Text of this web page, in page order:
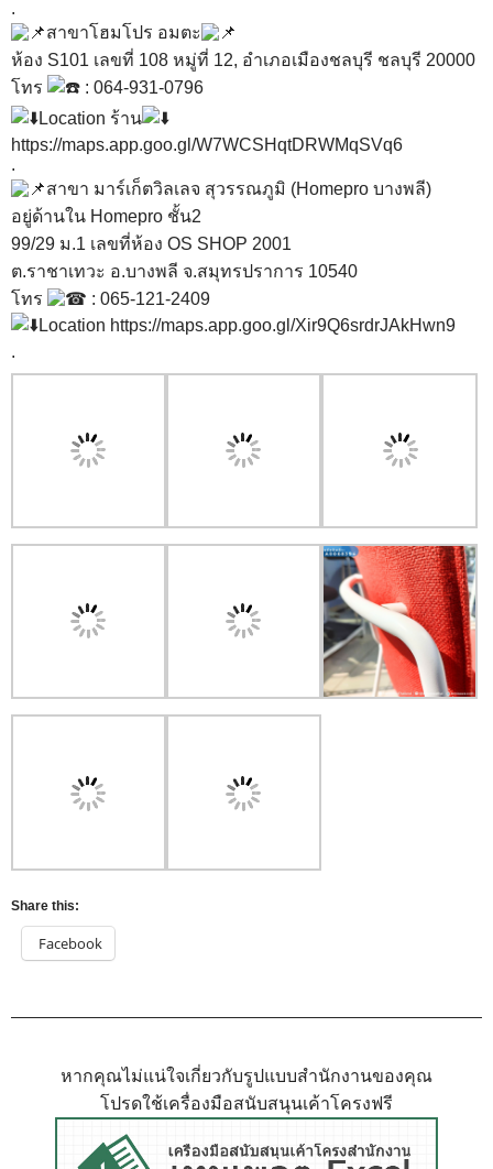
.
สาขาโฮมโปร อมตะ
ห้อง S101 เลขที่ 108 หมู่ที่ 12, อำเภอเมืองชลบุรี ชลบุรี 20000
โทร
: 064-931-0796
Location ร้าน
https://maps.app.goo.gl/W7WCSHqtDRWMqSVq6
.
สาขา มาร์เก็ตวิลเลจ สุวรรณภูมิ (Homepro บางพลี)
อยู่ด้านใน Homepro ชั้น2
99/29 ม.1 เลขที่ห้อง OS SHOP 2001
ต.ราชาเทวะ อ.บางพลี จ.สมุทรปราการ 10540
โทร
: 065-121-2409
Location https://maps.app.goo.gl/Xir9Q6srdrJAkHwn9
.
Share this:
Facebook
หากคุณไม่แน่ใจเกี่ยวกับรูปแบบสำนักงานของคุณ
โปรดใช้เครื่องมือสนับสนุนเค้าโครงฟรี